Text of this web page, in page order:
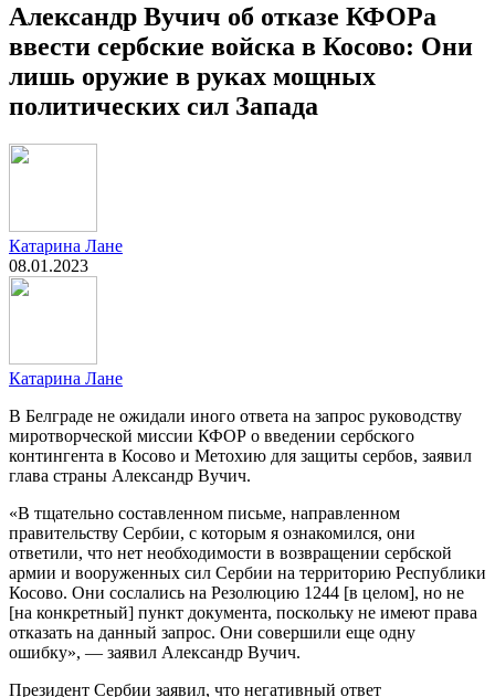
Александр Вучич об отказе КФОРа
ввести сербские войска в Косово: Они
лишь оружие в руках мощных
политических сил Запада
Катарина Лане
08.01.2023
Катарина Лане
В Белграде не ожидали иного ответа на запрос руководству
миротворческой миссии КФОР о введении сербского
контингента в Косово и Метохию для защиты сербов, заявил
глава страны Александр Вучич.
«В тщательно составленном письме, направленном
правительству Сербии, с которым я ознакомился, они
ответили, что нет необходимости в возвращении сербской
армии и вооруженных сил Сербии на территорию Республики
Косово. Они сослались на Резолюцию 1244 [в целом], но не
[на конкретный] пункт документа, поскольку не имеют права
отказать на данный запрос. Они совершили еще одну
ошибку», — заявил Александр Вучич.
Президент Сербии заявил, что негативный ответ